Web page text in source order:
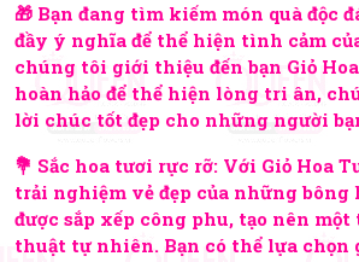
🎁 Bạn đang tìm kiếm món quà độc
đầy ý nghĩa để thể hiện tình cảm
chúng tôi giới thiệu đến bạn Giỏ
hoàn hảo để thể hiện lòng tri ân,
lời chúc tốt đẹp cho những người
💐 Sắc hoa tươi rực rỡ: Với Giỏ Hoa
trải nghiệm vẻ đẹp của những bông
được sắp xếp công phu, tạo nên
thuật tự nhiên. Bạn có thể lựa chọn